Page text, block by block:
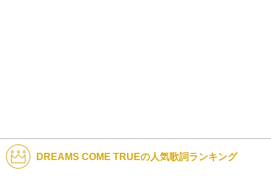
DREAMS COME TRUEの人気歌詞ランキング